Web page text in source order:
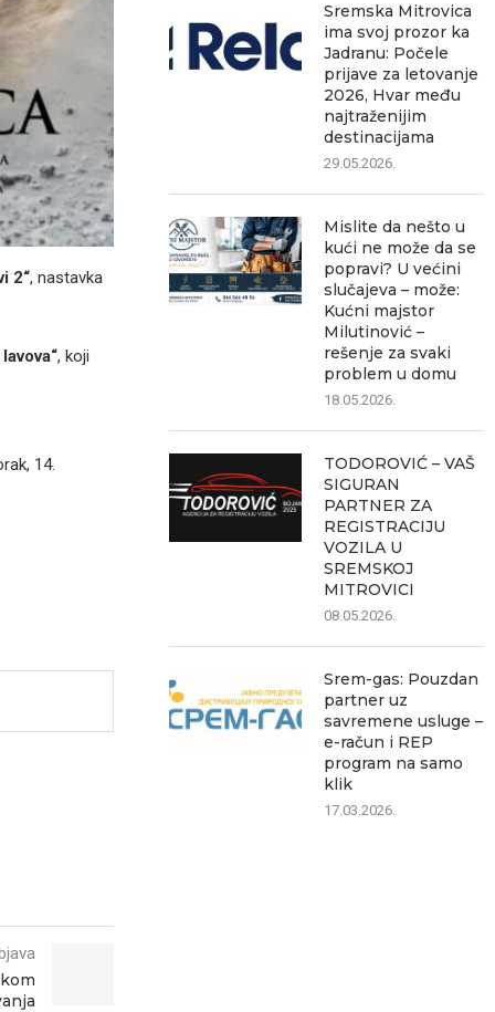
2“, nastavka
, koji
14.
Sremska Mitrovica
ima svoj prozor ka
Jadranu: Počele
prijave za letovanje
2026, Hvar među
najtraženijim
destinacijama
29.05.2026.
Mislite da nešto u
kući ne može da se
popravi? U većini
slučajeva – može:
Kućni majstor
Milutinović –
rešenje za svaki
problem u domu
18.05.2026.
TODOROVIĆ – VAŠ
SIGURAN
PARTNER ZA
REGISTRACIJU
VOZILA U
SREMSKOJ
MITROVICI
08.05.2026.
Srem-gas: Pouzdan
partner uz
savremene usluge –
e-račun i REP
program na samo
klik
17.03.2026.